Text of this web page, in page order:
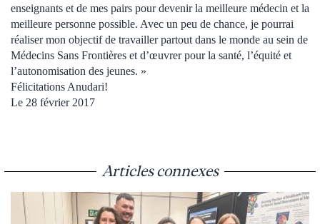
enseignants et de mes pairs pour devenir la meilleure médecin et la
meilleure personne possible. Avec un peu de chance, je pourrai
réaliser mon objectif de travailler partout dans le monde au sein de
Médecins Sans Frontières et d’œuvrer pour la santé, l’équité et
l’autonomisation des jeunes. »
Félicitations Anudari!
Le 28 février 2017
Articles connexes